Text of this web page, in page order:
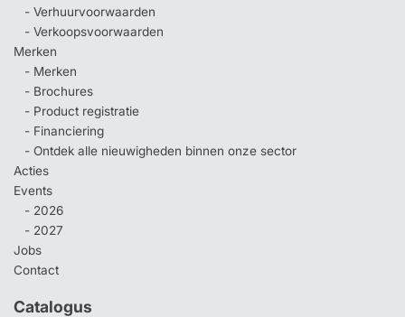
- Verhuurvoorwaarden
- Verkoopsvoorwaarden
Merken
- Merken
- Brochures
- Product registratie
- Financiering
- Ontdek alle nieuwigheden binnen onze sector
Acties
Events
- 2026
- 2027
Jobs
Contact
Catalogus